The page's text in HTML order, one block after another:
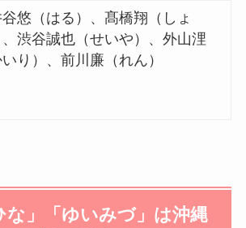
悠（はる）、髙橋翔（しょ
、渋谷誠也（せいや）、外山浬
いり）、前川廉（れん）
な」「ゆいみづ」は沖縄